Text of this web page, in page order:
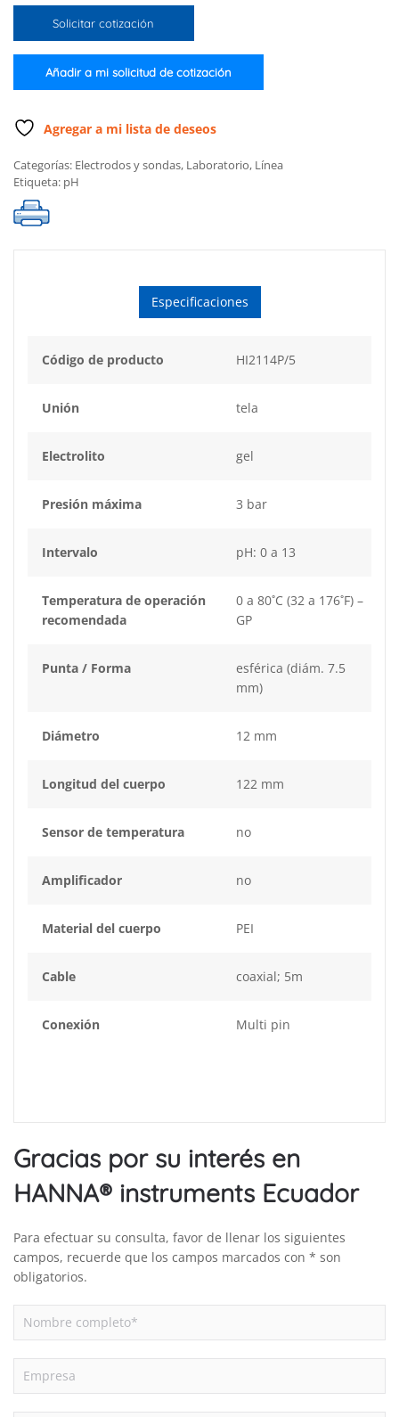
combinado,
vidrio,
BNC
PIN
cantidad
Solicitar cotización
Añadir a mi solicitud de cotización
Agregar a mi lista de deseos
Categorías: Electrodos y sondas, Laboratorio, Línea
Etiqueta: pH
Especificaciones
Código de producto HI2114P/5
Unión tela
Electrolito gel
Presión máxima 3 bar
Intervalo pH: 0 a 13
Temperatura de operación
recomendada
0 a 80˚C (32 a 176˚F) –
GP
Punta / Forma
esférica (diám. 7.5
mm)
Diámetro 12 mm
Longitud del cuerpo 122 mm
Sensor de temperatura no
Amplificador no
Material del cuerpo PEI
Cable coaxial; 5m
Conexión Multi pin
Gracias por su interés en
HANNA® instruments Ecuador
Para efectuar su consulta, favor de llenar los siguientes
campos, recuerde que los campos marcados con * son
obligatorios.